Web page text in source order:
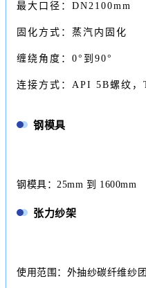
最大口径：DN2100mm
固化方式：蒸汽内固化
缠绕角度：0°到90°
连接方式：API 5B螺纹
钢模具
钢模具：25mm 到 1600mm
张力纱架
使用范围：外抽纱碳纤维纱